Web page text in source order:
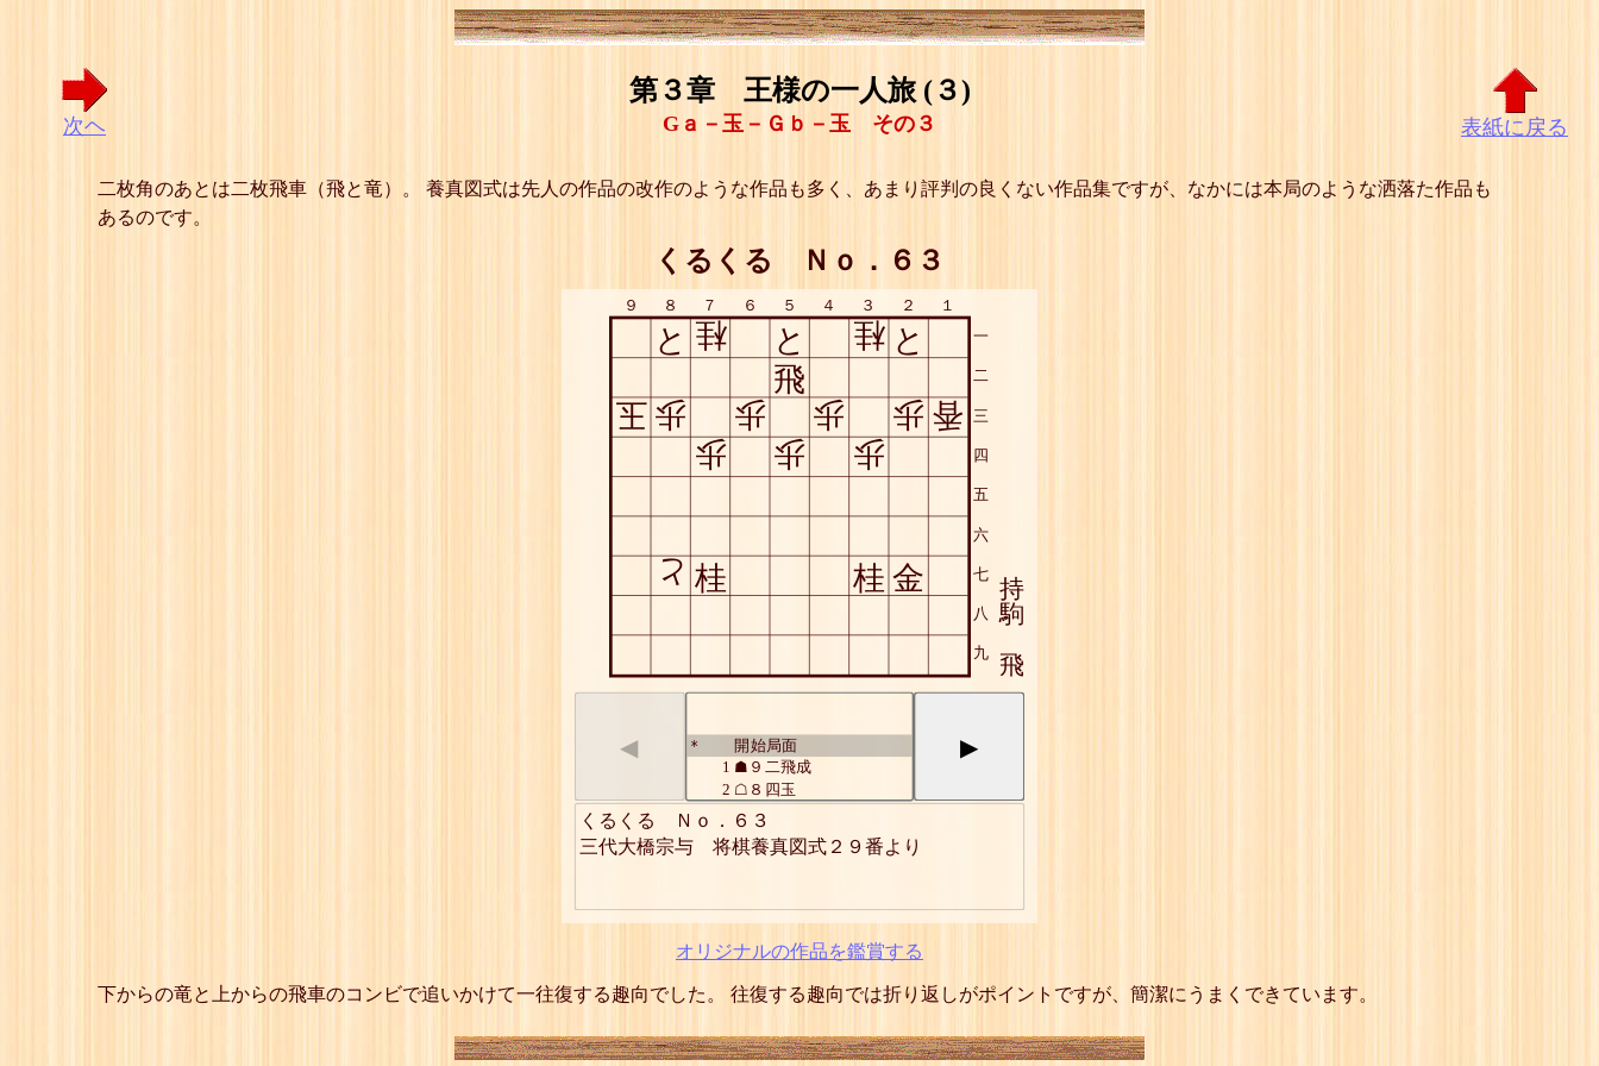
次ヘ
第３章 王様の一人旅 (３)
Gａ－玉－Ｇｂ－玉 その３ 表紙に戻る
二枚角のあとは二枚飛車（飛と竜）。 養真図式は先人の作品の改作のような作品も多く、あまり評判の良くない作品集ですが、なかには本局のような洒落た作品も
あるのです。
くるくる Ｎｏ．６３
９
一
８
二
７
三
６
四
５
五
４
六
３
七
２
八
１
九
と 桂 と 桂 と
飛
玉 歩 歩 歩 歩 香
歩
歩 歩
と 桂 桂 金
飛
駒
持
◀ * 開始局面
1 ☗９二飛成
2 ☖８四玉
☗８五飛
☖７三玉
5☗８二龍
8☖５三玉
9☗５二龍
☗４五飛
13☗２二龍
14☖２四玉
▶
くるくる　Ｎｏ．６３
三代大橋宗与　将棋養真図式２９番より
オリジナルの作品を鑑賞する
下からの竜と上からの飛車のコンビで追いかけて一往復する趣向でした。 往復する趣向では折り返しがポイントですが、簡潔にうまくできています。